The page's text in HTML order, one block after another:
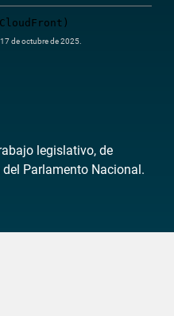
de octubre de 2025.
legislativo, de
Parlamento Nacional.